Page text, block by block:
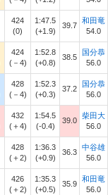
424
(0)
1:47.5
(+1.9)
39.7
和田竜
54.0
424
(－4)
1:52.8
(+0.8)
38.5
国分恭
56.0
428
(－4)
1:52.3
(+0.3)
37.2
国分恭
56.0
432
(＋4)
1:54.5
(-0.4)
39.0
柴田大
56.0
428
(＋2)
1:36.3
(+0.9)
36.3
中谷雄
56.0
426
(＋2)
1:35.3
(+0.5)
35.9
和田竜
56.0